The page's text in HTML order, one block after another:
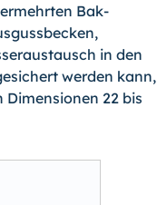
Bak­
in den
werden kann,
Dimensionen 22 bis